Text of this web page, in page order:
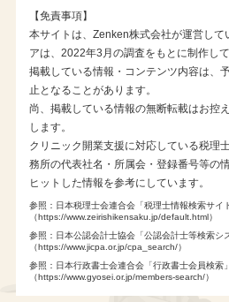
【免責事項】
本サイトは、Zenken株式会社が運営して
アは、2022年3月の調査をもとに制作して
掲載している情報・コンテンツ内容は、
止となることがあります。
尚、掲載している情報の無断転載はお控
します。
クリニック開業支援に対応している税理
務所の代表社名・所属会・登録番号等の
ヒットした情報を参考にしています。
参照：日本税理士会連合会「税理士情報検索サイ
（https://www.zeirishikensaku.jp/default.html）
参照：日本公認会計士協会「公認会計士等検索シ
（https://www.jicpa.or.jp/cpa_search/）
参照：日本行政書士会連合会「行政書士会員検索」
（https://www.gyosei.or.jp/members-search/）